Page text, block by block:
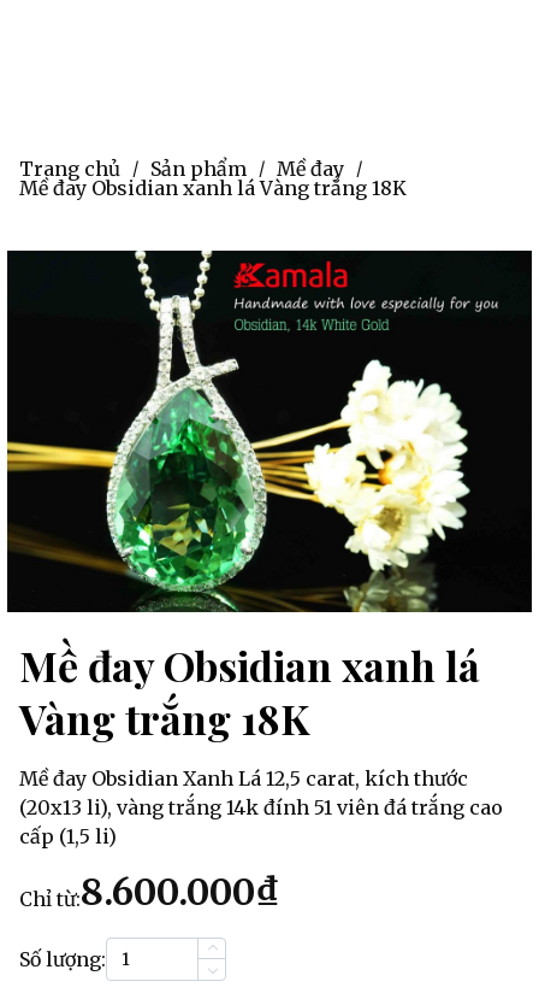
Trang chủ / Sản phẩm / Mề đay /
Mề đay Obsidian xanh lá Vàng trắng 18K
Mề đay Obsidian xanh lá
Vàng trắng 18K
Mề đay Obsidian Xanh Lá 12,5 carat, kích thước
(20x13 li), vàng trắng 14k đính 51 viên đá trắng cao
cấp (1,5 li)
Chỉ từ:8.600.000₫
Số lượng: